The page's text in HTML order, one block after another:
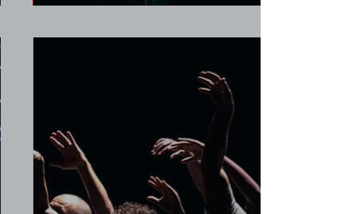
Sean Gandini et ses maestros du
jonglage venu·es des quatre coins du
monde signent un spectacle étonnant en
hommage à Heka, Dieu égyptien de la
magie. Pour ce faire ils·elles ont été